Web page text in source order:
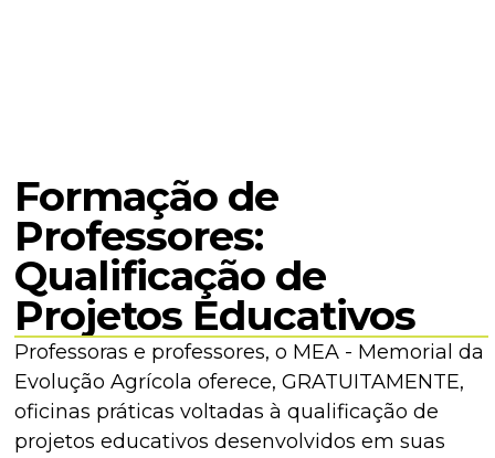
Formação de
Professores:
Qualificação de
Projetos Educativos
Professoras e professores, o MEA - Memorial da
Evolução Agrícola oferece, GRATUITAMENTE,
oficinas práticas voltadas à qualificação de
projetos educativos desenvolvidos em suas